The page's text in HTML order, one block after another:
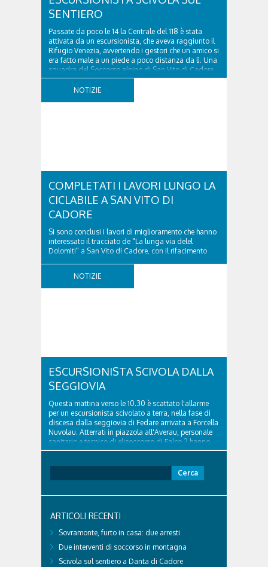
SENTIERO
Passate da poco le 14 la Centrale del 118 è stata
attivata da un escursionista, che aveva raggiunto il
Rifugio Venezia, avvertendo i gestori che un amico si
era fatto male a un piede a poco distanza da lì. Una
squadra del Soccorso alpino di San Vito di Cadore
ha quindi raggiunto l'infortunato...
NOTIZIE
COMPLETATI I LAVORI LUNGO LA
CICLABILE A SAN VITO DI
CADORE
Si sono conclusi i lavori di miglioramento che hanno
interessato il tracciato de "La lunga via delel
Dolomiti" a San Vito di Cadore, con il rifacimento
appositi dissuasori in corrispondenza...
NOTIZIE
ESCURSIONISTA SCIVOLA DALLA
SEGGIOVIA
Questa mattina verso le 10.30 è scattato l'allarme
per un escursionista scivolato a terra, nella fase di
discesa dalla seggiovia di Fedare arrivata a Forcella
Nuvolau. Atterrati in piazzola all'Averau, personale
sanitario e tecnico di elisoccorso di Falco 2 hanno
raggiunto il 74enne di Teolo...
per:
ARTICOLI RECENTI
Sovramonte, furto in casa: due arresti
Due interventi di soccorso in montagna
Scivola sul sentiero a Danta di Cadore